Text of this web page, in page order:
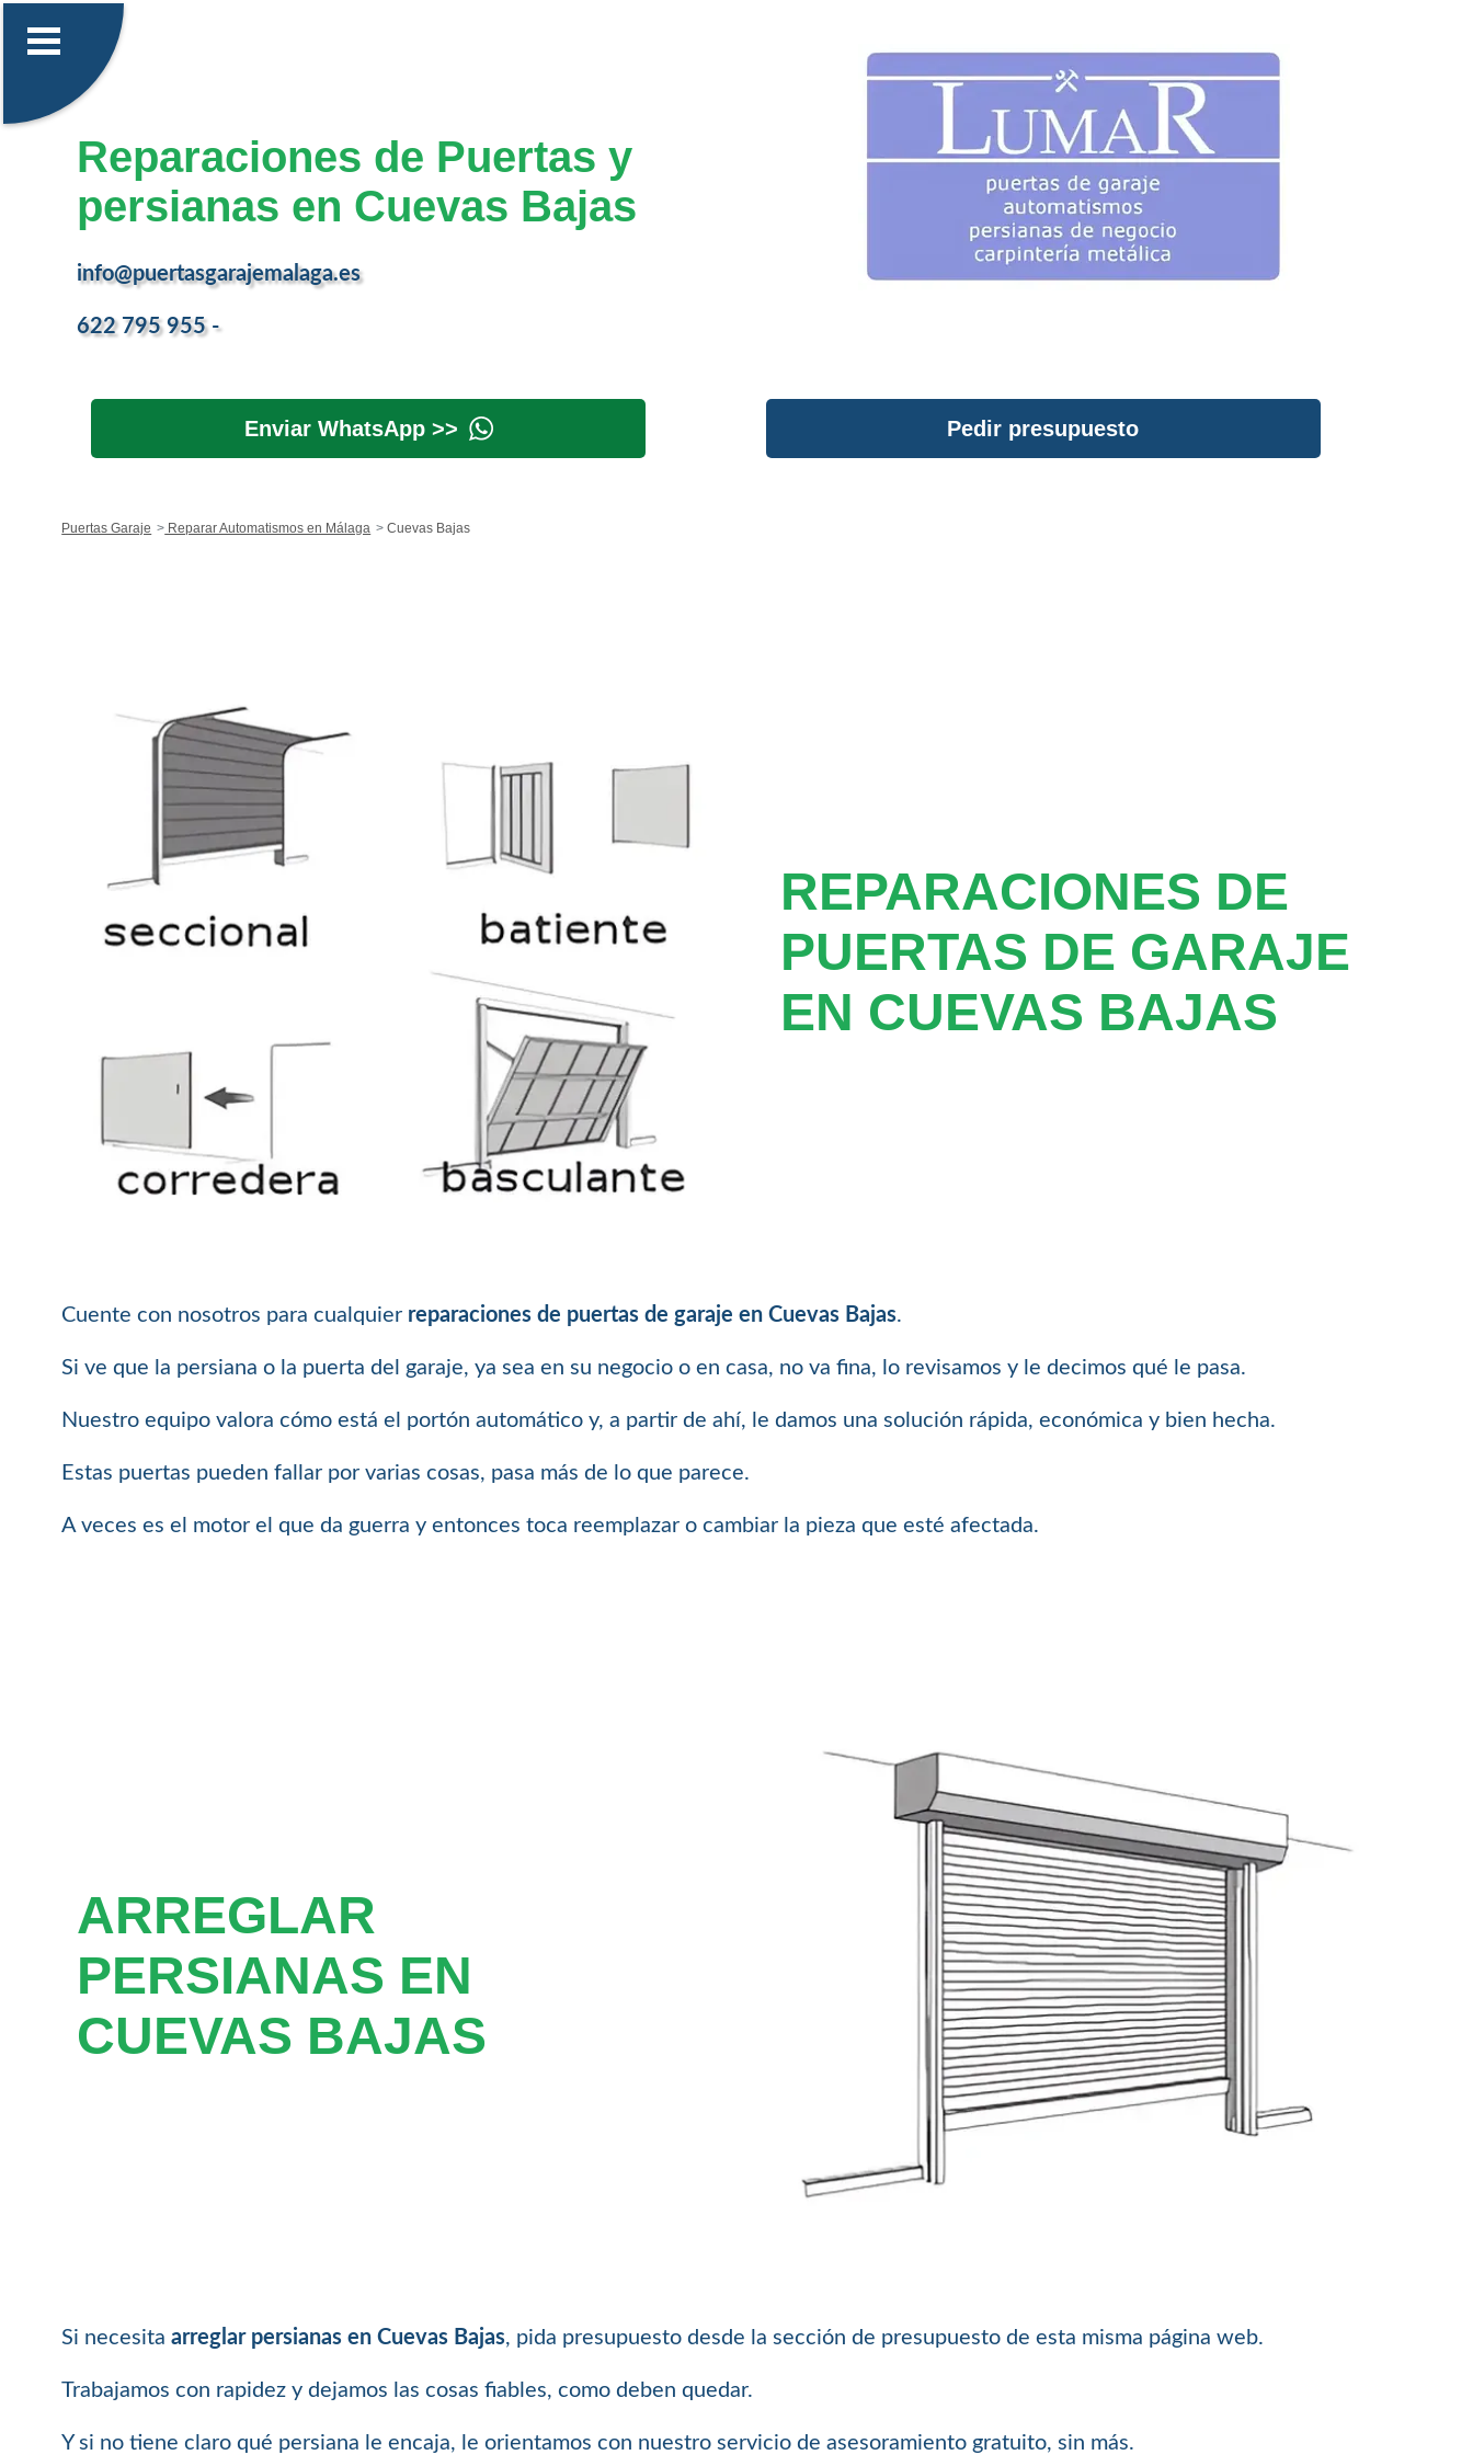
Reparaciones de Puertas y
persianas en Cuevas Bajas
info@puertasgarajemalaga.es
622 795 955 -
Enviar WhatsApp >> Pedir presupuesto
Puertas Garaje Reparar Automatismos en Málaga Cuevas Bajas
REPARACIONES DE
PUERTAS DE GARAJE
EN CUEVAS BAJAS
Cuente con nosotros para cualquier reparaciones de puertas de garaje en Cuevas Bajas.
Si ve que la persiana o la puerta del garaje, ya sea en su negocio o en casa, no va fina, lo revisamos y le decimos qué le pasa.
Nuestro equipo valora cómo está el portón automático y, a partir de ahí, le damos una solución rápida, económica y bien hecha.
Estas puertas pueden fallar por varias cosas, pasa más de lo que parece.
A veces es el motor el que da guerra y entonces toca reemplazar o cambiar la pieza que esté afectada.
ARREGLAR
PERSIANAS EN
CUEVAS BAJAS
Si necesitaarreglar persianas en Cuevas Bajas, pida presupuesto desde la sección de presupuesto de esta misma página web.
Trabajamos con rapidez y dejamos las cosas fiables, como deben quedar.
Y si no tiene claro qué persiana le encaja, le orientamos con nuestro servicio de asesoramiento gratuito, sin más.